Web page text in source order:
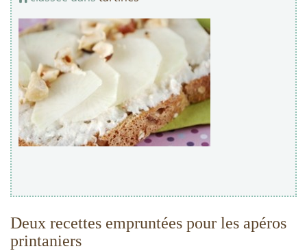
Deux recettes empruntées pour les apéros
printaniers